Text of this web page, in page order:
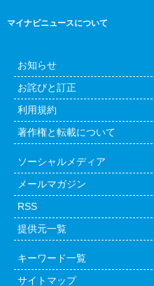
マイナビニュースについて
お知らせ
お詫びと訂正
利用規約
著作権と転載について
ソーシャルメディア
メールマガジン
RSS
提供元一覧
キーワード一覧
サイトマップ